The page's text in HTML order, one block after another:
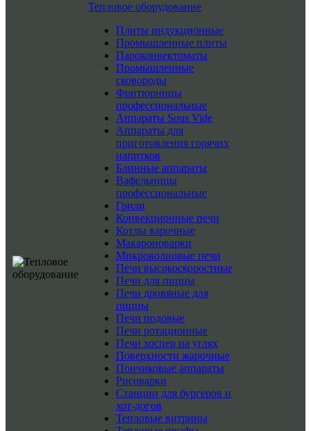
Тепловое оборудование
Плиты индукционные
Промышленные плиты
Пароконвектоматы
Промышленные
сковороды
Фритюрницы
профессиональные
Аппараты Sous Vide
Аппараты для
приготовления горячих
напитков
Блинные аппараты
Вафельницы
профессиональные
Грили
Конвекционные печи
Котлы варочные
Макароноварки
Микроволновые печи
Печи высокоскоростные
Печи для пиццы
Печи дровяные для
пиццы
Печи подовые
Печи ротационные
Печи хоспер на углях
Поверхности жарочные
Пончиковые аппараты
Рисоварки
Станции для бургеров и
хот-догов
Тепловые витрины